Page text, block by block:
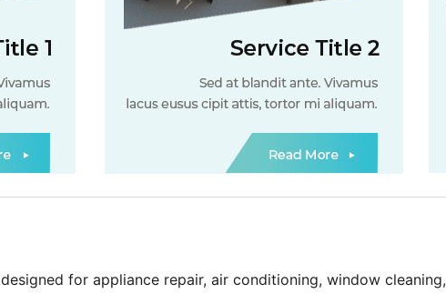
for appliance repair, air conditioning, window cleaning,